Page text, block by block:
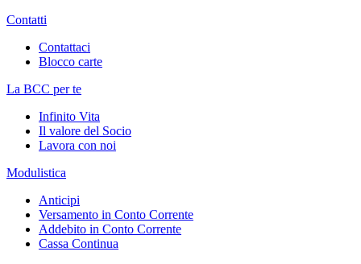
Contatti
Contattaci
Blocco carte
La BCC per te
Infinito Vita
Il valore del Socio
Lavora con noi
Modulistica
Anticipi
Versamento in Conto Corrente
Addebito in Conto Corrente
Cassa Continua